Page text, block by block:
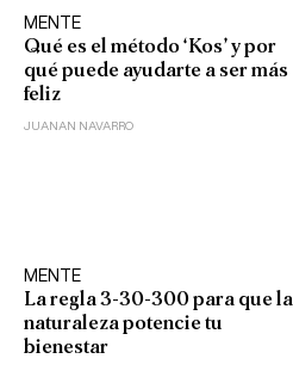
MENTE
Qué es el método ‘Kos’ y por
qué puede ayudarte a ser más
feliz
JUANAN NAVARRO
MENTE
La regla 3-30-300 para que la
naturaleza potencie tu
bienestar